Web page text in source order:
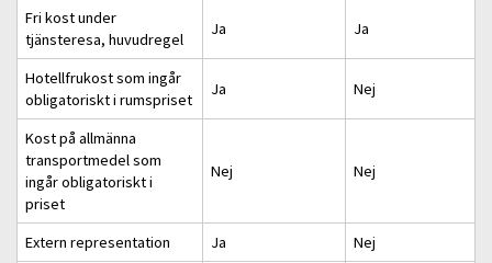
Fri kost under
tjänsteresa, huvudregel
Ja Ja
Hotellfrukost som ingår
obligatoriskt i rumspriset
Ja Nej
Kost på allmänna
transportmedel som
ingår obligatoriskt i
priset
Nej Nej
Extern representation Ja
Nej